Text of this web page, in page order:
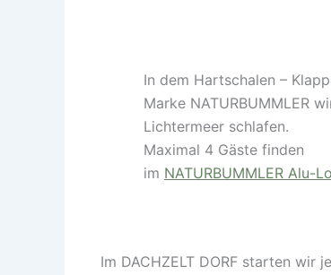
In dem Hartschalen –
Marke NATURBUMMLER
Lichtermeer schlafen.
Maximal 4 Gäste finden
im NATURBUMMLER Alu-
Im DACHZELT DORF starten wir